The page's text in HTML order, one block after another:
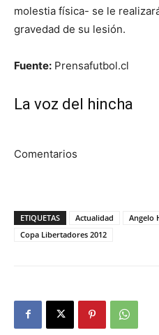
molestia física- se le
gravedad de su lesión.
Fuente: Prensafutbol.cl
La voz del hincha
Comentarios
ETIQUETAS Actualidad Angelo
Copa Libertadores 2012